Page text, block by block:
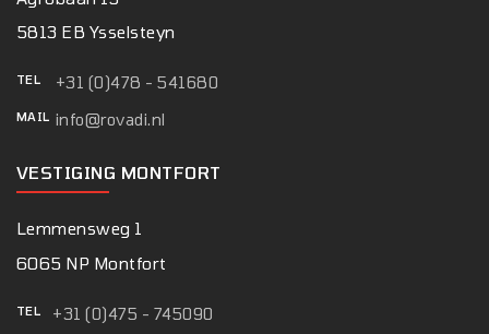
5813 EB Ysselsteyn
TEL +31 (0)478 - 541680
MAIL info@rovadi.nl
VESTIGING MONTFORT
Lemmensweg 1
6065 NP Montfort
TEL +31 (0)475 - 745090